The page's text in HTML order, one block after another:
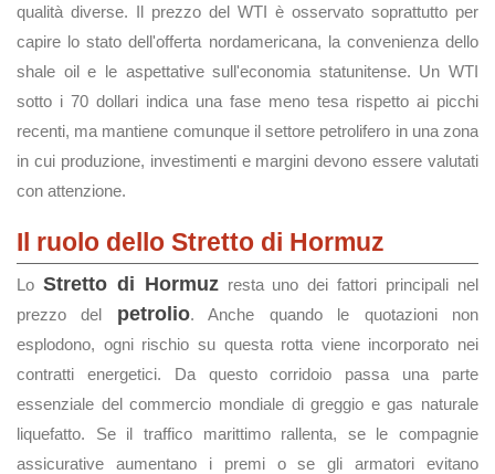
qualità diverse. Il prezzo del WTI è osservato soprattutto per
capire lo stato dell'offerta nordamericana, la convenienza dello
shale oil e le aspettative sull'economia statunitense. Un WTI
sotto i 70 dollari indica una fase meno tesa rispetto ai picchi
recenti, ma mantiene comunque il settore petrolifero in una zona
in cui produzione, investimenti e margini devono essere valutati
con attenzione.
Il ruolo dello Stretto di Hormuz
Lo Stretto di Hormuzresta uno dei fattori principali nel
prezzo del petrolio. Anche quando le quotazioni non
esplodono, ogni rischio su questa rotta viene incorporato nei
contratti energetici. Da questo corridoio passa una parte
essenziale del commercio mondiale di greggio e gas naturale
liquefatto. Se il traffico marittimo rallenta, se le compagnie
assicurative aumentano i premi o se gli armatori evitano